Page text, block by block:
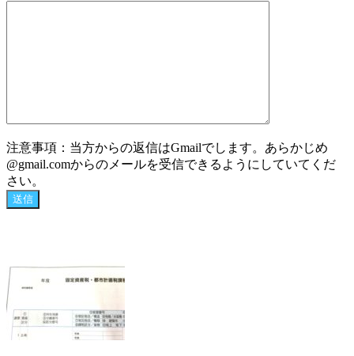
注意事項：当方からの返信はGmailでします。あらかじめ
@gmail.comからのメールを受信できるようにしていてくだ
さい。